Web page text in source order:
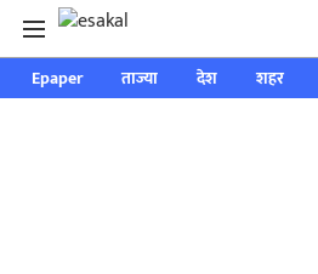
Epaper ताज्या देश शहर